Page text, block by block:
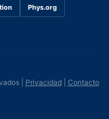
Phys.org
| Privacidad| Contacto